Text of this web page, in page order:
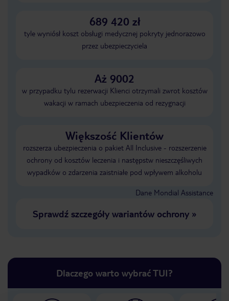
689 420 zł
tyle wyniósł koszt obsługi medycznej pokryty jednorazowo
przez ubezpieczyciela
Aż 9002
w przypadku tylu rezerwacji Klienci otrzymali zwrot kosztów
wakacji w ramach ubezpieczenia od rezygnacji
Większość Klientów
rozszerza ubezpieczenia o pakiet All Inclusive - rozszerzenie
ochrony od kosztów leczenia i następstw nieszczęśliwych
wypadków o zdarzenia zaistniałe pod wpływem alkoholu
Dane Mondial Assistance
Sprawdź szczegóły wariantów ochrony»
Dlaczego warto wybrać TUI?